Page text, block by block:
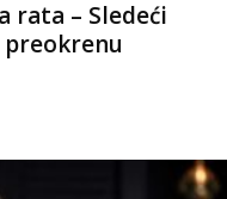
rata – Sledeći